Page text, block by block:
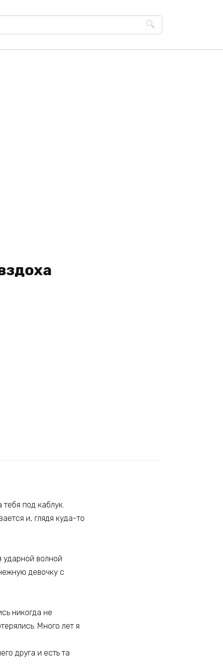
под каблук.
и, глядя куда-то
ударной волной
девочку с
никогда не
Много лет я
друга и есть та